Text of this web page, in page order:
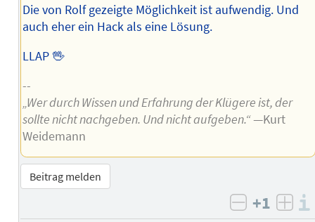
Die von Rolf gezeigte Möglichkeit ist aufwendig. Und
auch eher ein Hack als eine Lösung.
LLAP 🖖
--
„Wer durch Wissen und Erfahrung der Klügere ist, der
sollte nicht nachgeben. Und nicht aufgeben.“—Kurt
Weidemann
Beitrag melden
negativ
+1